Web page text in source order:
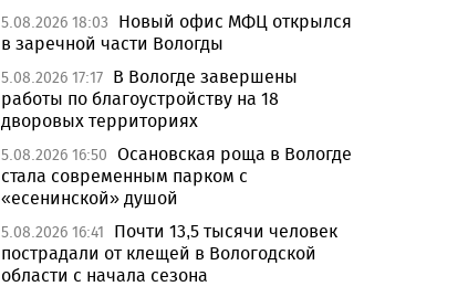
5.08.2026 18:03
Новый офис МФЦ открылся
в заречной части Вологды
5.08.2026 17:17 В Вологде завершены
работы по благоустройству на 18
дворовых территориях
5.08.2026 16:50 Осановская роща в Вологде
стала современным парком с
«есенинской» душой
5.08.2026 16:41
Почти 13,5 тысячи человек
пострадали от клещей в Вологодской
области с начала сезона